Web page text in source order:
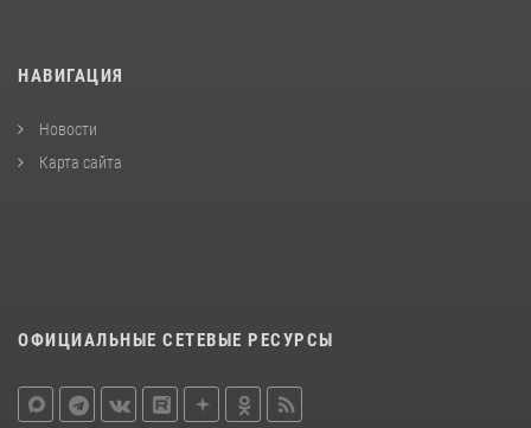
НАВИГАЦИЯ
Новости
Карта сайта
ОФИЦИАЛЬНЫЕ СЕТЕВЫЕ РЕСУРСЫ